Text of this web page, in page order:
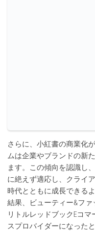
さらに、小紅書の商業化
ムは企業やブランドの新
ます。この傾向を認識し
に絶えず適応し、クライ
時代とともに成長できる
結果、ビューティー&ファ
リトルレッドブックEコ
スプロバイダーになった